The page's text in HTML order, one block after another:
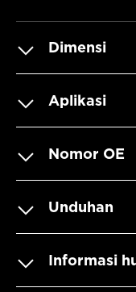
Dimensi
Aplikasi
Nomor OE
Unduhan
Informasi